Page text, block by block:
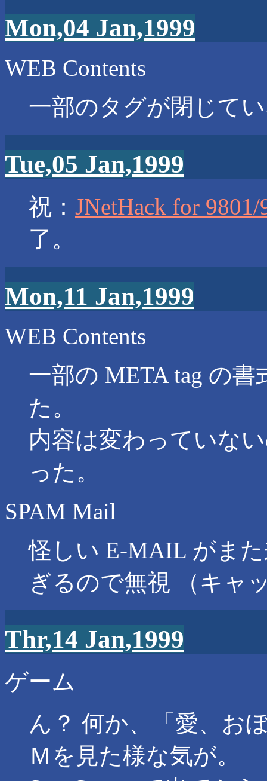
Mon,04 Jan,1999
WEB Contents
一部のタグが閉じて
Tue,05 Jan,1999
祝： JNetHack for
了。
Mon,11 Jan,1999
WEB Contents
一部の META tag の
た。
内容は変わっていな
った。
SPAM Mail
怪しい E-MAIL がま
ぎるので無視 （キャ
Thr,14 Jan,1999
ゲーム
ん？ 何か、「愛、お
Ｍを見た様な気が。